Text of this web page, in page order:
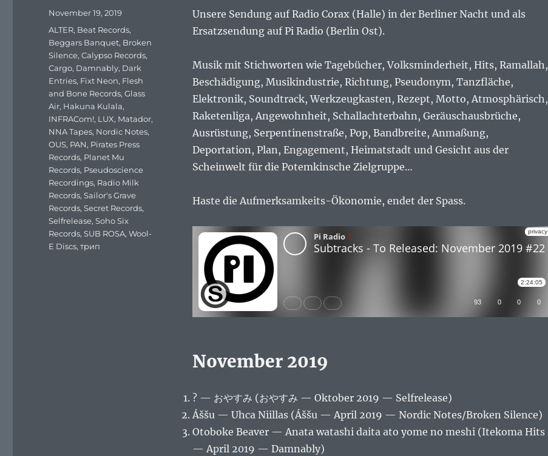
Unsere Sendung auf Radio Corax (Halle) in der Berliner Nacht und als
Ersatzsendung auf Pi Radio (Berlin Ost).
Musik mit Stichworten wie Tagebücher, Volksminderheit, Hits, Ramallah,
Beschädigung, Musikindustrie, Richtung, Pseudonym, Tanzfläche,
Elektronik, Soundtrack, Werkzeugkasten, Rezept, Motto, Atmosphärisch,
Raketenliga, Angewohnheit, Schallachterbahn, Geräuschausbrüche,
Ausrüstung, Serpentinenstraße, Pop, Bandbreite, Anmaßung,
Deportation, Plan, Engagement, Heimatstadt und Gesicht aus der
Scheinwelt für die Potemkinsche Zielgruppe…
Haste die Aufmerksamkeits-Ökonomie, endet der Spass.
November 2019
? — おやすみ (おやすみ — Oktober 2019 — Selfrelease)
Áššu — Uhca Niillas (Áššu — April 2019 — Nordic Notes/Broken Silence)
Otoboke Beaver — Anata watashi daita ato yome no meshi (Itekoma Hits
— April 2019 — Damnably)
Veröffentlicht
am
November 19, 2019
Schlagwörter
ALTER, Beat Records,
Beggars Banquet, Broken
Silence,Calypso Records,
Cargo, Damnably, Dark
Entries, Fixt Neon, Flesh
and Bone Records,Glass
Air, Hakuna Kulala,
INFRACom!, LUX, Matador,
NNA Tapes, Nordic Notes,
OUS, PAN, Pirates Press
Records, Planet Mu
Records, Pseudoscience
Recordings, Radio Milk
Records,Sailor's Grave
Records,Secret Records,
Selfrelease,Soho Six
Records,SUB ROSA,Wool-
E Discs,трип